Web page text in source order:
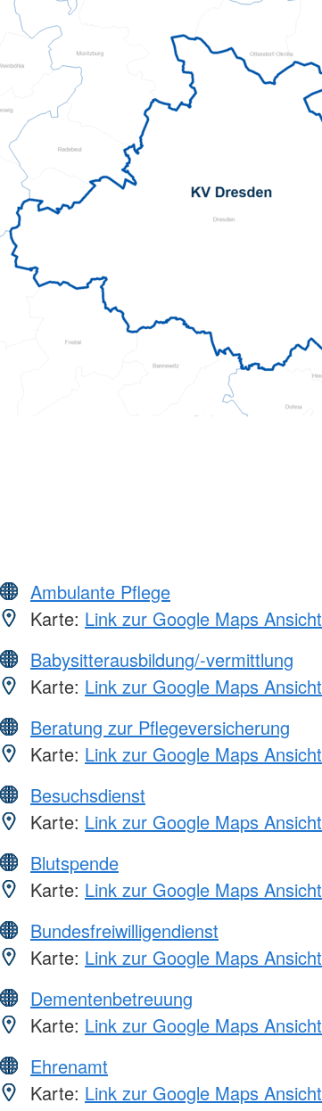
Ambulante Pflege
Karte: Link zur Google Maps Ansicht
Babysitterausbildung/-vermittlung
Karte: Link zur Google Maps Ansicht
Beratung zur Pflegeversicherung
Karte: Link zur Google Maps Ansicht
Besuchsdienst
Karte: Link zur Google Maps Ansicht
Blutspende
Karte: Link zur Google Maps Ansicht
Bundesfreiwilligendienst
Karte: Link zur Google Maps Ansicht
Dementenbetreuung
Karte: Link zur Google Maps Ansicht
Ehrenamt
Karte: Link zur Google Maps Ansicht